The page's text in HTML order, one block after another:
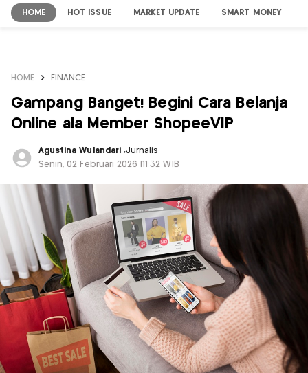
HOME HOT ISSUE MARKET UPDATE SMART MONEY
HOME FINANCE
Gampang Banget! Begini Cara Belanja
Online ala Member ShopeeVIP
Agustina Wulandari ,Jurnalis
Senin, 02 Februari 2026 |11:32 WIB